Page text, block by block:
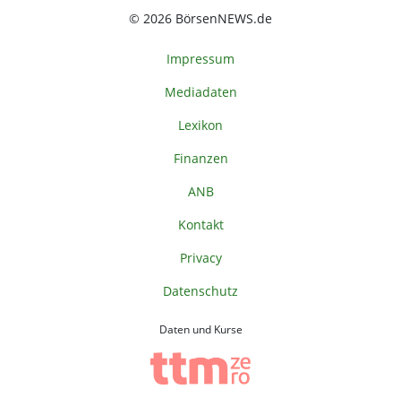
© 2026 BörsenNEWS.de
Impressum
Mediadaten
Lexikon
Finanzen
ANB
Kontakt
Privacy
Datenschutz
Daten und Kurse